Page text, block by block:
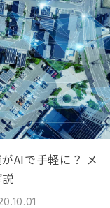
AIで手軽に？ メ